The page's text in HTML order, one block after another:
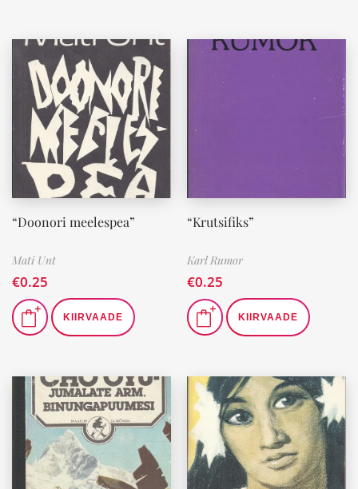
“Doonori meelespea”
Mati Unt
€0.25
KIIRVAADE
“Krutsifiks”
Karl Rumor
€0.25
KIIRVAADE